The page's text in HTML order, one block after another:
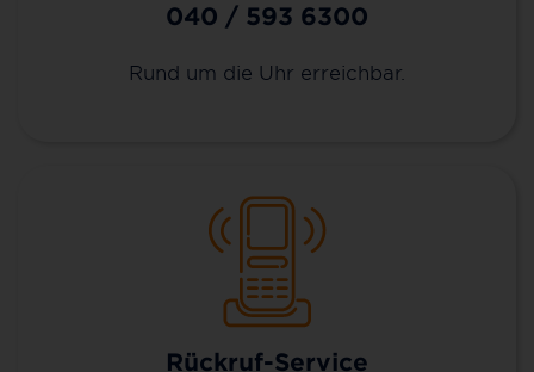
040 / 593 6300
Rund um die Uhr erreichbar.
Rückruf-Service